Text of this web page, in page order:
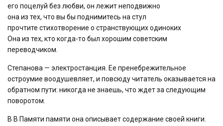
его поцелуй без любви, он лежит неподвижно
она из тех, что вы бы поднимитесь на стул
прочтите стихотворение о странствующих одиноких
Она из тех, кто когда-то был хорошим советским
переводчиком.
Степанова — электростанция. Ее пренебрежительное
остроумие воодушевляет, и повсюду читатель оказывается на
обратном пути: никогда не знаешь, что ждет за следующим
поворотом.
В В Памяти памяти она описывает содержание своей книги.